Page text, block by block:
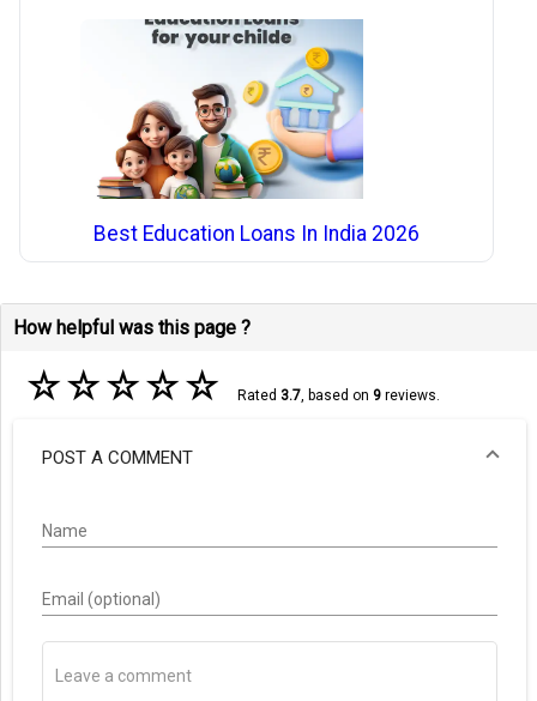
Best Education Loans In India 2026
How helpful was this page ?
☆☆☆☆☆ Rated 3.7, based on 9reviews.
POST A COMMENT
Name
Email (optional)